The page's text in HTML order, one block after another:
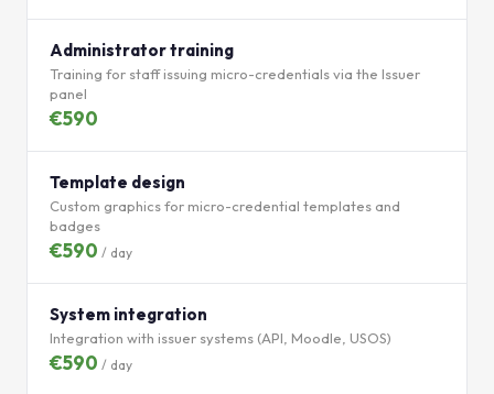
Administrator training
Training for staff issuing micro-credentials via the Issuer
panel
€590
Template design
Custom graphics for micro-credential templates and
badges
€590 / day
System integration
Integration with issuer systems (API, Moodle, USOS)
€590 / day